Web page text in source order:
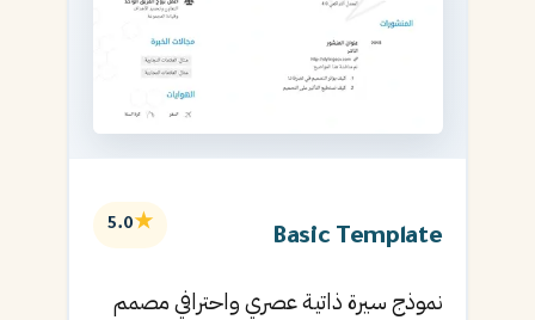
Basic Template
★
5.0
نموذج سيرة ذاتية عصري واحترافي مصمم